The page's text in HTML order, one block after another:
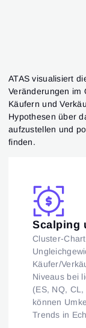
ATAS visualisiert
Veränderungen im
Käufern und
Hypothesen über
aufzustellen und
finden.
Scalping
Cluster-
Käufer/
Niveaus bei
(ES, NQ,
können
Trends in